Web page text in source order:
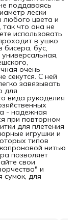
поддаваясь
лески
любого цвета и
что она не
использовать
в ушко
бисера, бус,
очень
секутся. С ней
завязывать
для
вида рукоделия
- надежная
при повторном
для плетения
игрушки и
типов
нитью
позволяет
свои
и
сумок, для